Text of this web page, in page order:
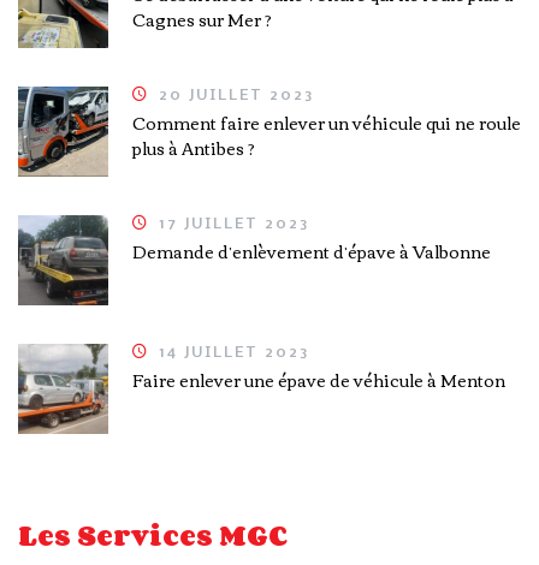
Cagnes sur Mer ?
20 JUILLET 2023
Comment faire enlever un véhicule qui ne roule
plus à Antibes ?
17 JUILLET 2023
Demande d’enlèvement d’épave à Valbonne
14 JUILLET 2023
Faire enlever une épave de véhicule à Menton
Les Services MGC